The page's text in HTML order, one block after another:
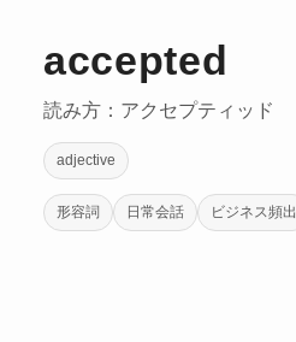
accepted
読み方：アクセプティッド
adjective
形容詞 日常会話 ビジネス頻出